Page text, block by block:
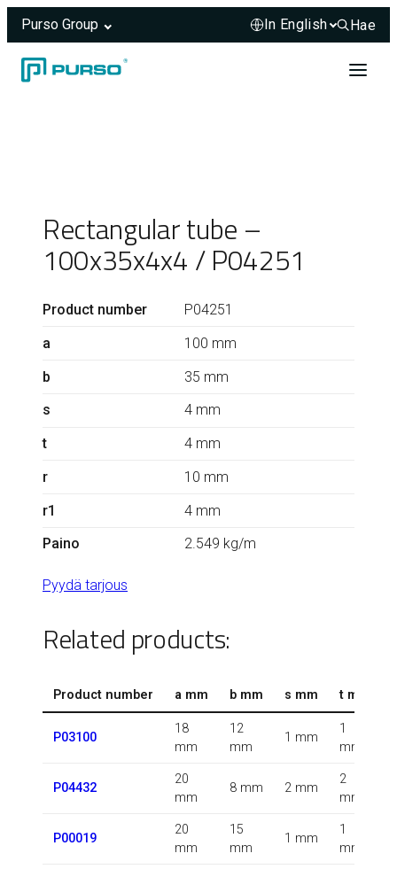
Purso Group
Hae
Hae
Rectangular tube –
100x35x4x4 / P04251
Product number
P04251
a
100 mm
b
35 mm
s
4 mm
t
4 mm
r
10 mm
r1
4 mm
Paino
2.549 kg/m
Pyydä tarjous
Related products:
Product number a mm b mm s mm t mm
P03100
18
mm
12
mm
1 mm
1
mm
P04432
20
mm
8 mm 2 mm
2
mm
P00019
20
mm
15
mm
1 mm
1
mm